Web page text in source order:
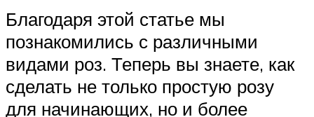
Благодаря этой статье мы
познакомились с различными
видами роз. Теперь вы знаете, как
сделать не только простую розу
для начинающих, но и более